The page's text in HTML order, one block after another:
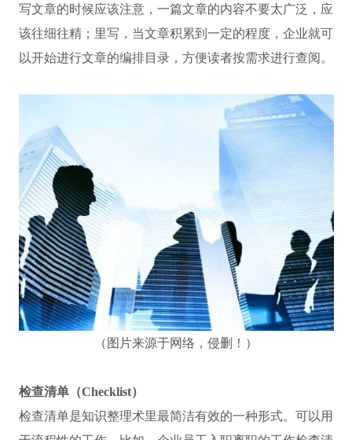
写文章的时候应该注意，一篇文章的内容不要太广泛，应
该往细往精；里写，当文章积累到一定的程度，企业就可
以开始进行文章的编排目录，方便读者按需求进行查阅。
（图片来源于网络，侵删！）
检查清单（Checklist）
检查清单是知识整理术里最简洁有效的一种形式。可以用